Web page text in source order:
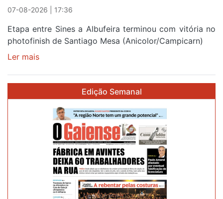
07-08-2026 | 17:36
Etapa entre Sines a Albufeira terminou com vitória no
photofinish de Santiago Mesa (Anicolor/Campicarn)
Ler mais
continua
Camisola
Amarela
Edição Semanal